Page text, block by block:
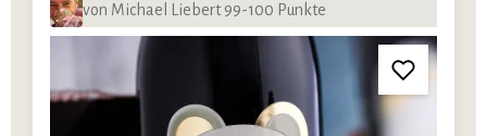
von Michael Liebert 99-100 Punkte